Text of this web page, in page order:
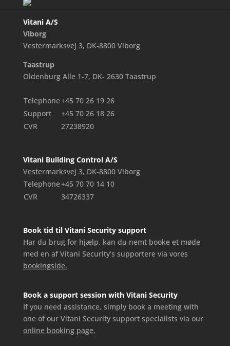
Vitani A/S
Viborg
Vestermarksvej 3, DK-8800 Viborg
Taastrup
Oldenburg Alle 1-7, DK- 2630 Taastrup
Telephone+45 70 26 19 26
Support
+45 70 26 18 26
CVR
27238920
Vitani Building Control A/S
Vestermarksvej 3, DK-8800 Viborg
Telephone+45 70 70 14 10
CVR
34726337
Book tid til Vitani Security support
Har du brug for hjælp, kan du nemt booke et møde
med en af Vitani Security’s supportere via vores
bookingside.
Book a support session with Vitani Security
If you need assistance, simply book a meeting with
one of our Vitani Security support specialists via our
online booking page.